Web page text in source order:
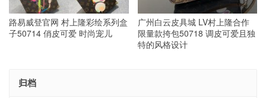
路易威登官网 村上隆彩绘系列盒
子50714 俏皮可爱 时尚宠儿
广州白云皮具城 LV村上隆合作
限量款挎包50718 调皮可爱且独
特的风格设计
归档